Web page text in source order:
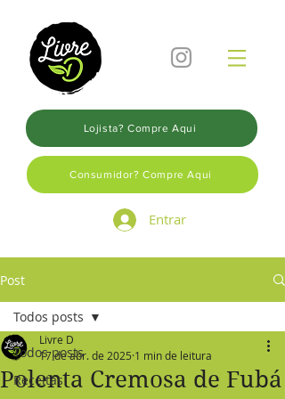
Lojista? Compre Aqui
Consumidor? Compre Aqui
Entrar
Post
Todos posts
Receitas
Todos posts
Polenta Cremosa de Fubá
Livre D
17 de abr. de 2025 1 min de leitura